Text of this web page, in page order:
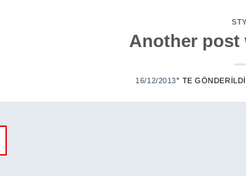
Another post
16/12/2013’' TE GÖNDERILDI